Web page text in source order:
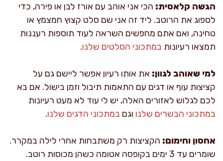
הגשה קלאסית: הכי אני אוהב עם אורז לבן או פירה, כדי
לספוג את הרוטב. ליד זה אני שם סלט קצוץ חמצמץ או
טחינה, ואם אתם מחפשים השראה לעוד תוספות רעננות
תמצאו רעיונות במתכוני הסלטים שלנו.
למי שאוהב לגוון: את אותו רעיון אפשר ליישם גם על
קציצות עוף או דגים עם התאמות תיבול וזמן בישול. אם בא
לכם לגלוש לאזורים האלה, יש לי עוד לא מעט רעיונות
במתכוני הבשרים שלנו וגם במתכוני הדגים שלנו.
אחסון וחימום: הקציצות רק משתבחות אחרי לילה במקרר.
שומרים עד 3 ימים בקופסה אטומה כשהן מכוסות רוטב.